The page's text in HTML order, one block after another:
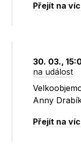
Přejít na
30. 03.,
na událost
Anny
Přejít na